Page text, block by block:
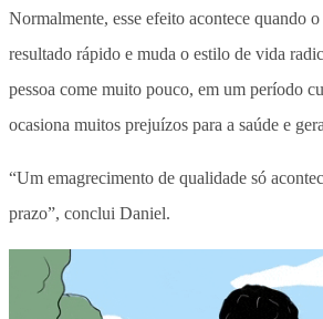
Normalmente, esse efeito acontece quando
resultado rápido e muda o estilo de vida
pessoa come muito pouco, em um período
ocasiona muitos prejuízos para a saúde e
“Um emagrecimento de qualidade só
prazo”, conclui Daniel.